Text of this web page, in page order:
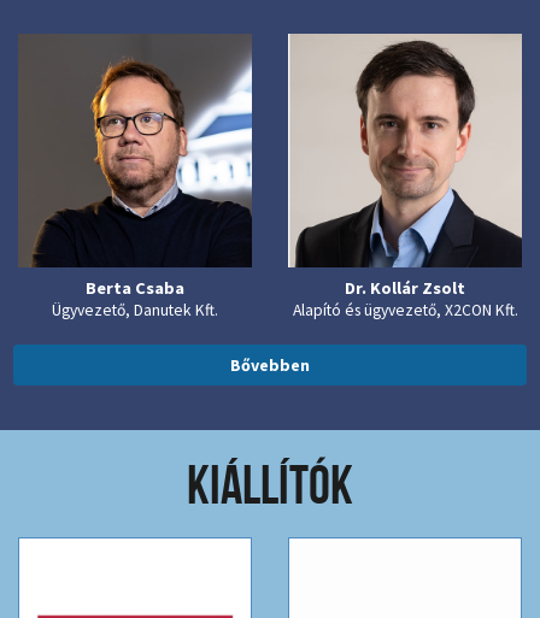
Berta Csaba
Ügyvezető, Danutek Kft.
Dr. Kollár Zsolt
Alapító és ügyvezető, X2CON Kft.
Bővebben
KIÁLLÍTÓK